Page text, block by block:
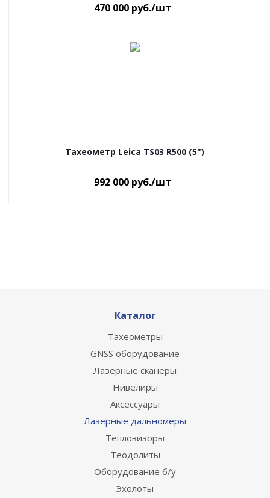
470 000 руб./шт
Тахеометр Leica TS03 R500 (5")
992 000 руб./шт
Каталог
Тахеометры
GNSS оборудование
Лазерные сканеры
Нивелиры
Аксессуары
Лазерные дальномеры
Тепловизоры
Теодолиты
Оборудование б/у
Эхолоты